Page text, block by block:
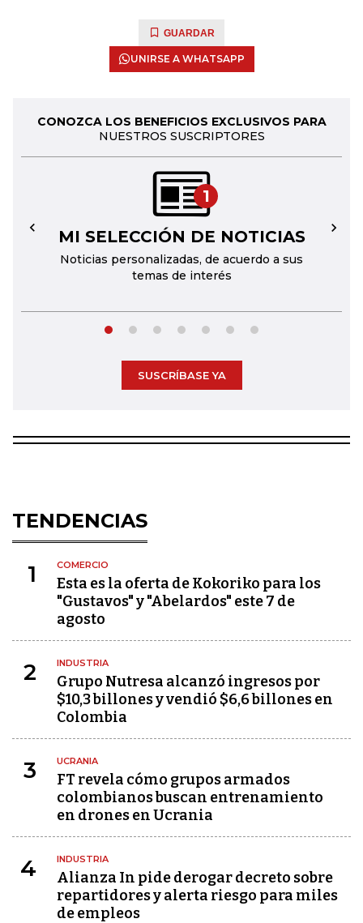
GUARDAR
UNIRSE A WHATSAPP
CONOZCA LOS BENEFICIOS EXCLUSIVOS PARA
NUESTROS SUSCRIPTORES
1
MI SELECCIÓN DE NOTICIAS
Noticias personalizadas, de acuerdo a sus
temas de interés
← →
SUSCRÍBASE YA
TENDENCIAS
1 COMERCIO
Esta es la oferta de Kokoriko para los
"Gustavos" y "Abelardos" este 7 de
agosto
2 INDUSTRIA
Grupo Nutresa alcanzó ingresos por
$10,3 billones y vendió $6,6 billones en
Colombia
3 UCRANIA
FT revela cómo grupos armados
colombianos buscan entrenamiento
en drones en Ucrania
4 INDUSTRIA
Alianza In pide derogar decreto sobre
repartidores y alerta riesgo para miles
de empleos